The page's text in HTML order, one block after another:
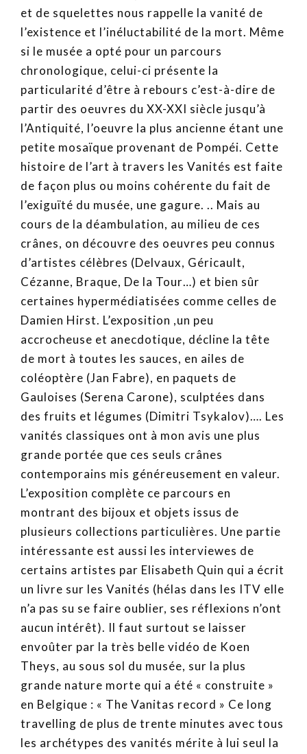
et de squelettes nous rappelle la vanité de
l’existence et l’inéluctabilité de la mort. Même
si le musée a opté pour un parcours
chronologique, celui-ci présente la
particularité d’être à rebours c’est-à-dire de
partir des oeuvres du XX-XXI siècle jusqu’à
l’Antiquité, l’oeuvre la plus ancienne étant une
petite mosaïque provenant de Pompéi. Cette
histoire de l’art à travers les Vanités est faite
de façon plus ou moins cohérente du fait de
l’exiguïté du musée, une gagure. .. Mais au
cours de la déambulation, au milieu de ces
crânes, on découvre des oeuvres peu connus
d’artistes célèbres (Delvaux, Géricault,
Cézanne, Braque, De la Tour…) et bien sûr
certaines hypermédiatisées comme celles de
Damien Hirst. L’exposition ,un peu
accrocheuse et anecdotique, décline la tête
de mort à toutes les sauces, en ailes de
coléoptère (Jan Fabre), en paquets de
Gauloises (Serena Carone), sculptées dans
des fruits et légumes (Dimitri Tsykalov)…. Les
vanités classiques ont à mon avis une plus
grande portée que ces seuls crânes
contemporains mis généreusement en valeur.
L’exposition complète ce parcours en
montrant des bijoux et objets issus de
plusieurs collections particulières. Une partie
intéressante est aussi les interviewes de
certains artistes par Elisabeth Quin qui a écrit
un livre sur les Vanités (hélas dans les ITV elle
n’a pas su se faire oublier, ses réflexions n’ont
aucun intérêt). Il faut surtout se laisser
envoûter par la très belle vidéo de Koen
Theys, au sous sol du musée, sur la plus
grande nature morte qui a été « construite »
en Belgique : « The Vanitas record » Ce long
travelling de plus de trente minutes avec tous
les archétypes des vanités mérite à lui seul la